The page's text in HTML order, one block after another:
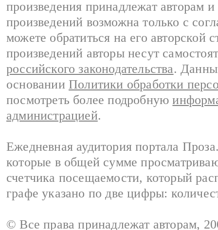
произведения принадлежат авторам
произведений возможна только с
можете обратиться на его авторской
произведений авторы несут
российского законодательства.
основании Политики обработки
посмотреть более подробную
администрацией.
Ежедневная аудитория портала
которые в общей сумме
счетчика посещаемости, который
графе указано по две цифры:
© Все права принадлежат авторам,